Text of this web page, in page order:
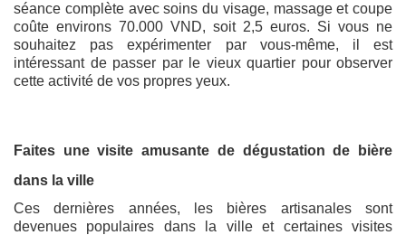
séance complète avec soins du visage, massage et coupe
coûte environs 70.000 VND, soit 2,5 euros. Si vous ne
souhaitez pas expérimenter par vous-même, il est
intéressant de passer par le vieux quartier pour observer
cette activité de vos propres yeux.
Faites une visite amusante de dégustation de bière
dans la ville
Ces dernières années, les bières artisanales sont
devenues populaires dans la ville et certaines visites